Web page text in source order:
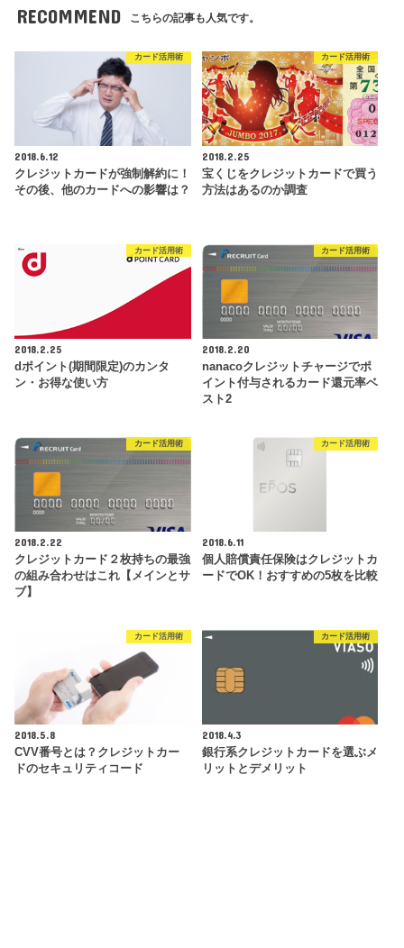
RECOMMEND こちらの記事も人気です。
カード活用術
2018.6.12
クレジットカードが強制解約に！
その後、他のカードへの影響は？
カード活用術
2018.2.25
宝くじをクレジットカードで買う
方法はあるのか調査
カード活用術
2018.2.25
dポイント(期間限定)のカンタ
ン・お得な使い方
カード活用術
2018.2.20
nanacoクレジットチャージでポ
イント付与されるカード還元率ベ
スト2
カード活用術
2018.2.22
クレジットカード２枚持ちの最強
の組み合わせはこれ【メインとサ
ブ】
カード活用術
2018.6.11
個人賠償責任保険はクレジットカ
ードでOK！おすすめの5枚を比較
カード活用術
2018.5.8
CVV番号とは？クレジットカー
ドのセキュリティコード
カード活用術
2018.4.3
銀行系クレジットカードを選ぶメ
リットとデメリット